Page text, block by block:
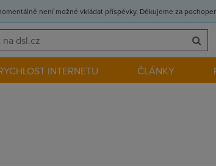
není možné vkládat příspěvky. Děkujeme za
INTERNETU ČLÁNKY